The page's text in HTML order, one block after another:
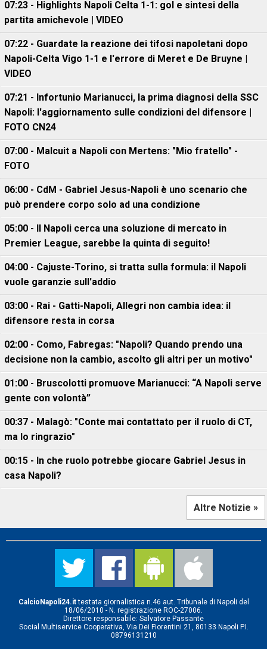
07:23 - Highlights Napoli Celta 1-1: gol e sintesi della
partita amichevole | VIDEO
07:22 - Guardate la reazione dei tifosi napoletani dopo
Napoli-Celta Vigo 1-1 e l'errore di Meret e De Bruyne |
VIDEO
07:21 - Infortunio Marianucci, la prima diagnosi della SSC
Napoli: l'aggiornamento sulle condizioni del difensore |
FOTO CN24
07:00 - Malcuit a Napoli con Mertens: "Mio fratello" -
FOTO
06:00 - CdM - Gabriel Jesus-Napoli è uno scenario che
può prendere corpo solo ad una condizione
05:00 - Il Napoli cerca una soluzione di mercato in
Premier League, sarebbe la quinta di seguito!
04:00 - Cajuste-Torino, si tratta sulla formula: il Napoli
vuole garanzie sull'addio
03:00 - Rai - Gatti-Napoli, Allegri non cambia idea: il
difensore resta in corsa
02:00 - Como, Fabregas: "Napoli? Quando prendo una
decisione non la cambio, ascolto gli altri per un motivo"
01:00 - Bruscolotti promuove Marianucci: “A Napoli serve
gente con volontà”
00:37 - Malagò: "Conte mai contattato per il ruolo di CT,
ma lo ringrazio"
00:15 - In che ruolo potrebbe giocare Gabriel Jesus in
casa Napoli?
Altre Notizie »
CalcioNapoli24.ittestata giornalistica n.46 aut. Tribunale di Napoli del
18/06/2010 - N. registrazione ROC-27006.
Direttore responsabile: Salvatore Passante
Social Multiservice Cooperativa, Via Dei Fiorentini 21, 80133 Napoli P.I.
08796131210